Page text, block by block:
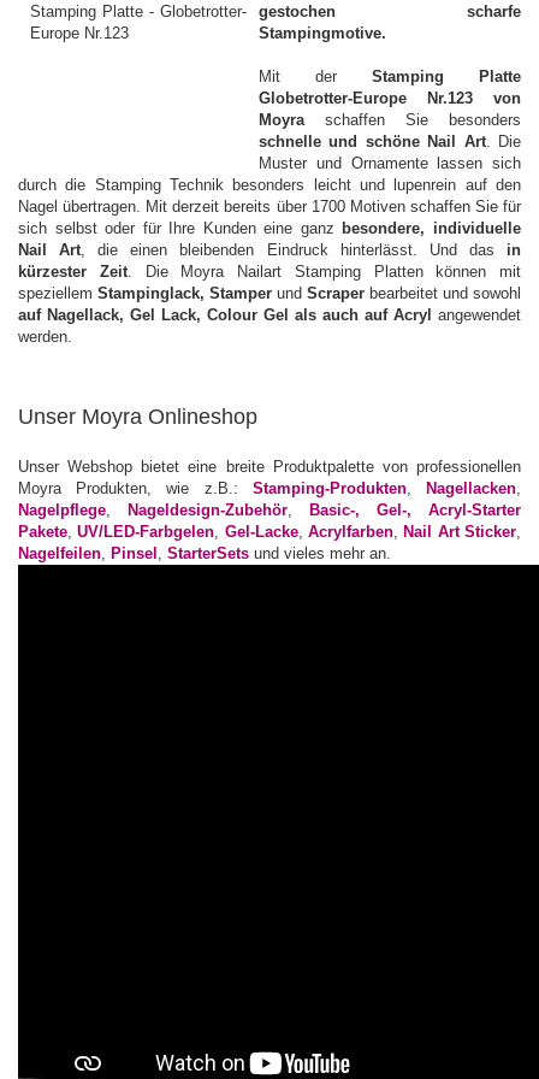
gestochen scharfe
Stampingmotive.
Mit der Stamping Platte
Globetrotter-Europe Nr.123 von
Moyra schaffen Sie besonders
schnelle und schöne Nail Art. Die
Muster und Ornamente lassen sich
durch die Stamping Technik besonders leicht und lupenrein auf den
Nagel übertragen. Mit derzeit bereits über 1700 Motiven schaffen Sie für
sich selbst oder für Ihre Kunden eine ganz besondere, individuelle
Nail Art , die einen bleibenden Eindruck hinterlässt. Und das in
kürzester Zeit. Die Moyra Nailart Stamping Platten können mit
speziellem Stampinglack, Stamper und Scraper bearbeitet und sowohl
auf Nagellack, Gel Lack, Colour Gel als auch auf Acryl angewendet
werden.
Unser Moyra Onlineshop
Unser Webshop bietet eine breite Produktpalette von professionellen
Moyra Produkten, wie z.B.: Stamping-Produkten, Nagellacken
Nagelpflege
Nageldesign-Zubehör
Basic-, Gel-, Acryl-Starter
Pakete ,UV/LED-Farbgelen Gel-Lacke,Acrylfarben ,Nail Art Sticker
Nagelfeilen Pinsel StarterSets und vieles mehr an.